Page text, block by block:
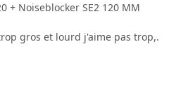
+ Noiseblocker SE2 120 MM
gros et lourd j'aime pas trop,.